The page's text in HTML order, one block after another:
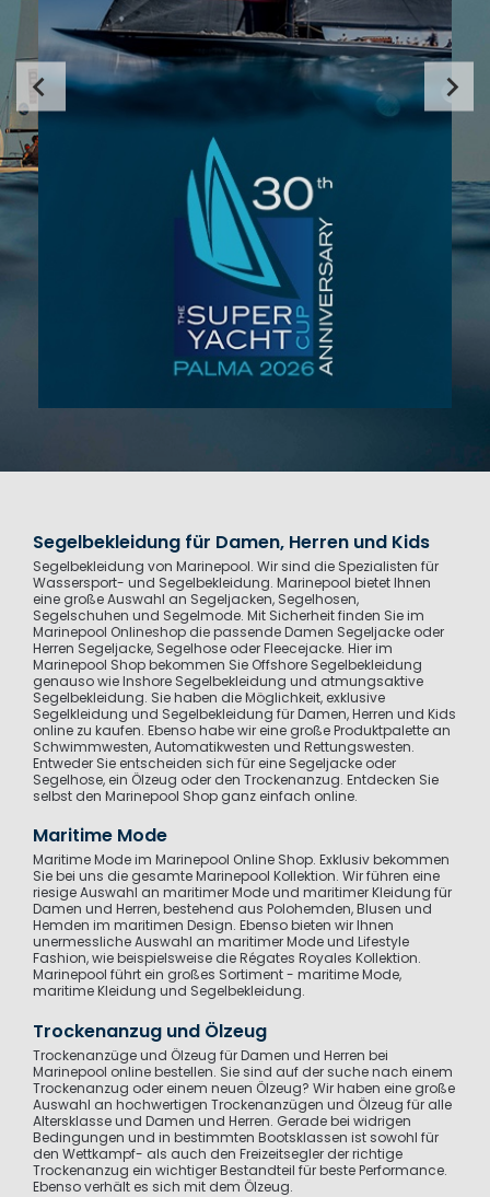
Segelbekleidung für Damen, Herren und Kids
Segelbekleidung von Marinepool. Wir sind die Spezialisten für
Wassersport- und Segelbekleidung. Marinepool bietet Ihnen
eine große Auswahl an Segeljacken, Segelhosen,
Segelschuhen und Segelmode. Mit Sicherheit finden Sie im
Marinepool Onlineshop die passende Damen Segeljacke oder
Herren Segeljacke, Segelhose oder Fleecejacke. Hier im
Marinepool Shop bekommen Sie Offshore Segelbekleidung
genauso wie Inshore Segelbekleidung und atmungsaktive
Segelbekleidung. Sie haben die Möglichkeit, exklusive
Segelkleidung und Segelbekleidung für Damen, Herren und Kids
online zu kaufen. Ebenso habe wir eine große Produktpalette an
Schwimmwesten, Automatikwesten und Rettungswesten.
Entweder Sie entscheiden sich für eine Segeljacke oder
Segelhose, ein Ölzeug oder den Trockenanzug. Entdecken Sie
selbst den Marinepool Shop ganz einfach online.
Maritime Mode
Maritime Mode im Marinepool Online Shop. Exklusiv bekommen
Sie bei uns die gesamte Marinepool Kollektion. Wir führen eine
riesige Auswahl an maritimer Mode und maritimer Kleidung für
Damen und Herren, bestehend aus Polohemden, Blusen und
Hemden im maritimen Design. Ebenso bieten wir Ihnen
unermessliche Auswahl an maritimer Mode und Lifestyle
Fashion, wie beispielsweise die Régates Royales Kollektion.
Marinepool führt ein großes Sortiment - maritime Mode,
maritime Kleidung und Segelbekleidung.
Trockenanzug und Ölzeug
Trockenanzüge und Ölzeug für Damen und Herren bei
Marinepool online bestellen. Sie sind auf der suche nach einem
Trockenanzug oder einem neuen Ölzeug? Wir haben eine große
Auswahl an hochwertigen Trockenanzügen und Ölzeug für alle
Altersklasse und Damen und Herren. Gerade bei widrigen
Bedingungen und in bestimmten Bootsklassen ist sowohl für
den Wettkampf- als auch den Freizeitsegler der richtige
Trockenanzug ein wichtiger Bestandteil für beste Performance.
Ebenso verhält es sich mit dem Ölzeug.